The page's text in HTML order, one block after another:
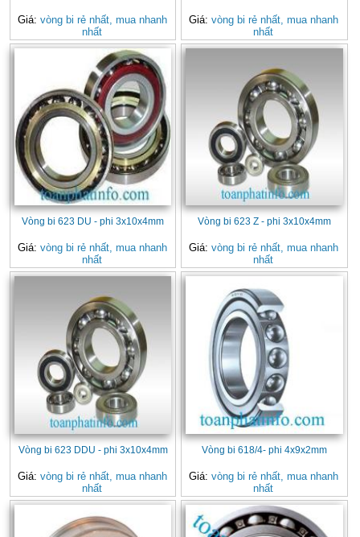
Giá: vòng bi rẻ nhất, mua nhanh
nhất
Giá: vòng bi rẻ nhất, mua nhanh
nhất
Vòng bi 623 DU - phi 3x10x4mm
Giá: vòng bi rẻ nhất, mua nhanh
nhất
Vòng bi 623 Z - phi 3x10x4mm
Giá: vòng bi rẻ nhất, mua nhanh
nhất
Vòng bi 623 DDU - phi 3x10x4mm
Giá: vòng bi rẻ nhất, mua nhanh
nhất
Vòng bi 618/4- phi 4x9x2mm
Giá: vòng bi rẻ nhất, mua nhanh
nhất